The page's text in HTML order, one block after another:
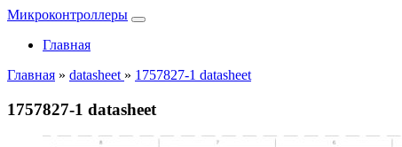
Микроконтроллеры
Главная
Главная » datasheet » 1757827-1 datasheet
1757827-1 datasheet